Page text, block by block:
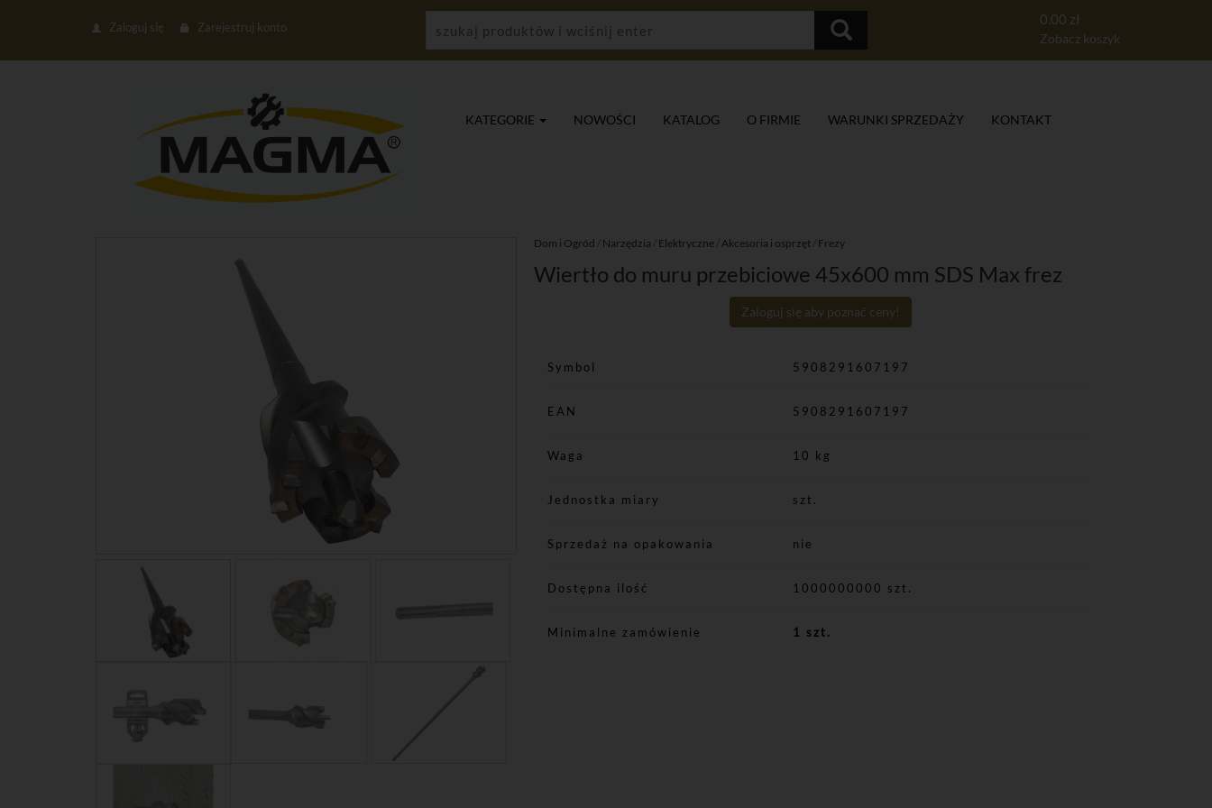
Zaloguj się Zarejestruj konto 0.00 zł
Zobacz koszyk
KATEGORIE NOWOŚCI KATALOG O FIRMIE WARUNKI SPRZEDAŻY KONTAKT
Dom i Ogród Narzędzia Elektryczne Akcesoria i osprzęt Frezy
Wiertło do muru przebiciowe 45x600 mm SDS Max frez
Zaloguj się aby poznać ceny!
Symbol 5908291607197
EAN 5908291607197
Waga 10 kg
Jednostka miary szt.
Sprzedaż na opakowania nie
Dostępna ilość 1000000000 szt.
Minimalne zamówienie 1 szt.